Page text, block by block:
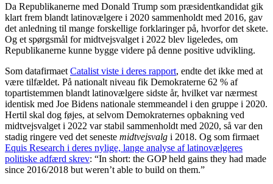
Da Republikanerne med Donald Trump som præsidentkandidat gik
klart frem blandt latinovælgere i 2020 sammenholdt med 2016, gav
det anledning til mange forskellige forklaringer på, hvorfor det skete.
Og et spørgsmål for midtvejsvalget i 2022 blev ligeledes, om
Republikanerne kunne bygge videre på denne positive udvikling.
Som datafirmaet Catalist viste i deres rapport, endte det ikke med at
være tilfældet. På nationalt niveau fik Demokraterne 62 % af
topartistemmen blandt latinovælgere sidste år, hvilket var nærmest
identisk med Joe Bidens nationale stemmeandel i den gruppe i 2020.
Hertil skal dog føjes, at selvom Demokraternes opbakning ved
midtvejsvalget i 2022 var stabil sammenholdt med 2020, så var den
stadig ringere ved det seneste midtvejsvalg i 2018. Og som firmaet
Equis Research i deres nylige, lange analyse af latinovælgeres
politiske adfærd skrev: “In short: the GOP held gains they had made
since 2016/2018 but weren’t able to build on them.”